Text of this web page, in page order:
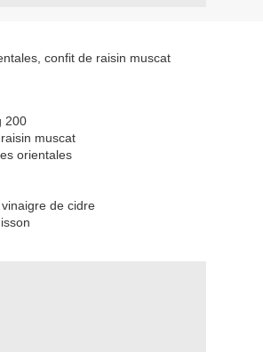
confit de raisin muscat
200
muscat
orientales
de cidre